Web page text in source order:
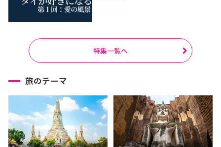
特集一覧へ
旅のテーマ